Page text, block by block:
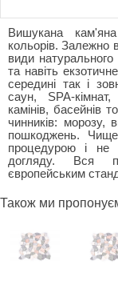
Вишукана
кольорів. Залежно
види
та навіть
середині так і
саун, SPA-
камінів, басейнів
чинників: морозу,
пошкоджень.
процедурою і не
догляду. Вся
європейським
Також ми